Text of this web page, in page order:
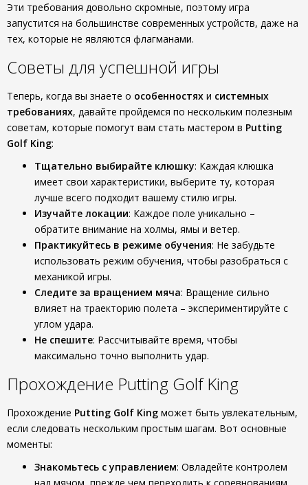
Эти требования довольно скромные, поэтому игра
запустится на большинстве современных устройств, даже на
тех, которые не являются флагманами.
Советы для успешной игры
Теперь, когда вы знаете о особенностях и системных
требованиях, давайте пройдемся по нескольким полезным
советам, которые помогут вам стать мастером в Putting
Golf King:
Тщательно выбирайте клюшку: Каждая клюшка
имеет свои характеристики, выберите ту, которая
лучше всего подходит вашему стилю игры.
Изучайте локации: Каждое поле уникально –
обратите внимание на холмы, ямы и ветер.
Практикуйтесь в режиме обучения: Не забудьте
использовать режим обучения, чтобы разобраться с
механикой игры.
Следите за вращением мяча: Вращение сильно
влияет на траекторию полета – экспериментируйте с
углом удара.
Не спешите: Рассчитывайте время, чтобы
максимально точно выполнить удар.
Прохождение Putting Golf King
Прохождение Putting Golf King может быть увлекательным,
если следовать нескольким простым шагам. Вот основные
моменты:
Знакомьтесь с управлением: Овладейте контролем